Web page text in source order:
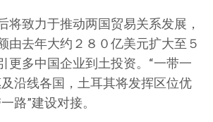
将致力于推动两国贸易关系发展，
由去年大约２８０亿美元扩大至５
更多中国企业到土投资。“一带一
沿线各国，土耳其将发挥区位优
路”建设对接。